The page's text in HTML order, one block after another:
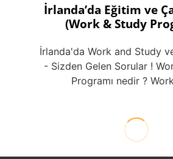
İrlanda’da Eğitim ve
(Work & Study
İrlanda'da Work and Study
- Sizden Gelen Sorular !
Programı nedir ?